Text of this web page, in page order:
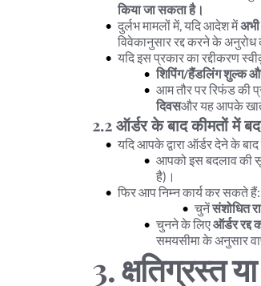
किया जा सकता है।
दुर्लभ मामलों में, यदि आदेश में
विवेकानुसार रद्द करने के
यदि इस प्रकार का रद्दीकरण
शिपिंग/हैंडलिंग शुल्क
आम तौर पर रिफंड की
दिवसऔर यह आपके खाते
2.2 ऑर्डर के बाद कीमतों में
यदि आपके द्वारा ऑर्डर देने के बाद
आपको इस बदलाव की
है)।
फिर आप निम्न कार्य कर सकते हैं:
चुनें संशोधित
चुनने के लिए ऑर्डर रद्द
समयसीमा के अनुसार
3. क्षतिग्रस्त